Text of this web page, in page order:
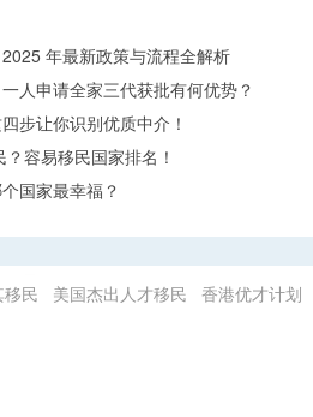
年最新政策与流程全解析​
人申请全家三代获批有何优势？​
步让你识别优质中介！
容易移民国家排名！
国家最幸福？
移民 美国杰出人才移民 香港优才计划